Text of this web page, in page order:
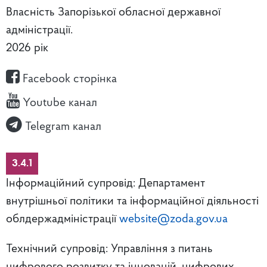
Власність Запорізької обласної державної
адміністрації.
2026 рік
Facebook сторінка
Youtube канал
Telegram канал
3.4.1
Інформаційний супровід: Департамент
внутрішньої політики та інформаційної діяльності
облдержадміністрації website@zoda.gov.ua
Технічний супровід: Управління з питань